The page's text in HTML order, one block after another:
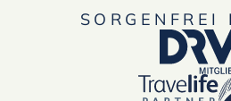
SORGENFREI